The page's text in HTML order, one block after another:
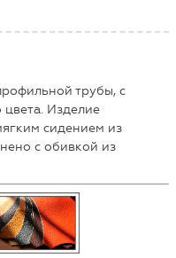
трубы, с
Изделие
сидением из
с обивкой из